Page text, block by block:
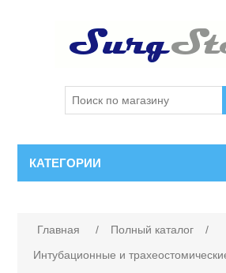
КАТЕГОРИИ
Главная / Полный каталог
/
Интубационные и